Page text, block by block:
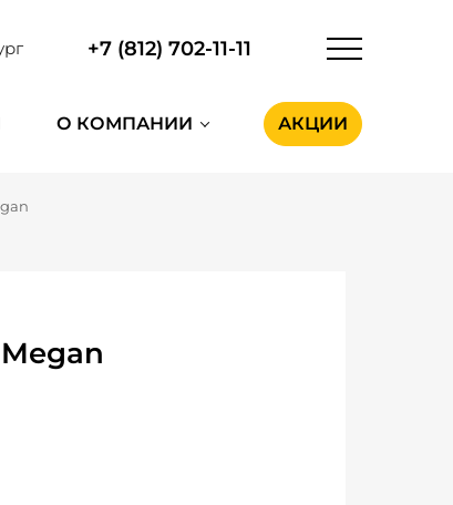
+7 (812) 702-11-11
О КОМПАНИИ АКЦИИ